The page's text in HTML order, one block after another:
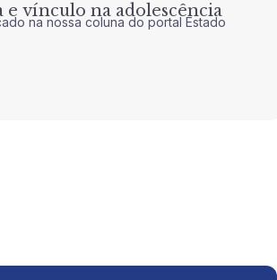
e vínculo na adolescência
na nossa coluna do portal Estado